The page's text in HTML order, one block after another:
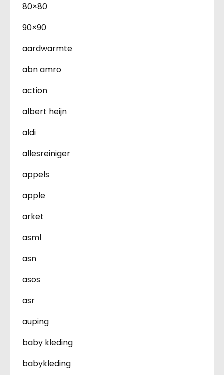
80×80
90×90
aardwarmte
abn amro
action
albert heijn
aldi
allesreiniger
appels
apple
arket
asml
asn
asos
asr
auping
baby kleding
babykleding